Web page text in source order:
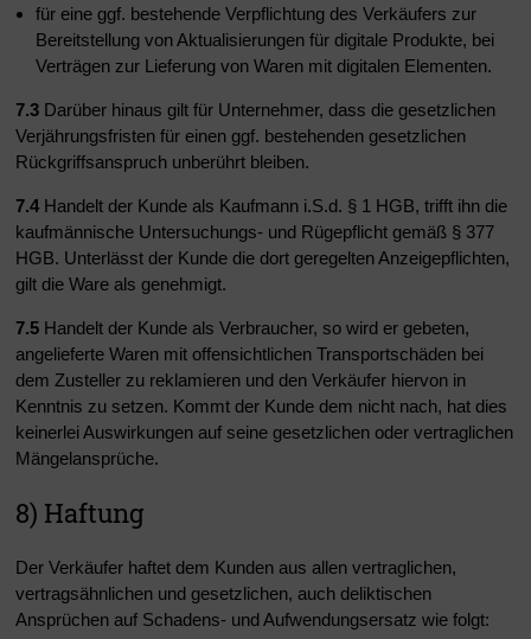
für eine ggf. bestehende Verpflichtung des Verkäufers zur
Bereitstellung von Aktualisierungen für digitale Produkte, bei
Verträgen zur Lieferung von Waren mit digitalen Elementen.
7.3 Darüber hinaus gilt für Unternehmer, dass die gesetzlichen
Verjährungsfristen für einen ggf. bestehenden gesetzlichen
Rückgriffsanspruch unberührt bleiben.
7.4 Handelt der Kunde als Kaufmann i.S.d. § 1 HGB, trifft ihn die
kaufmännische Untersuchungs- und Rügepflicht gemäß § 377
HGB. Unterlässt der Kunde die dort geregelten Anzeigepflichten,
gilt die Ware als genehmigt.
7.5 Handelt der Kunde als Verbraucher, so wird er gebeten,
angelieferte Waren mit offensichtlichen Transportschäden bei
dem Zusteller zu reklamieren und den Verkäufer hiervon in
Kenntnis zu setzen. Kommt der Kunde dem nicht nach, hat dies
keinerlei Auswirkungen auf seine gesetzlichen oder vertraglichen
Mängelansprüche.
8) Haftung
Der Verkäufer haftet dem Kunden aus allen vertraglichen,
vertragsähnlichen und gesetzlichen, auch deliktischen
Ansprüchen auf Schadens- und Aufwendungsersatz wie folgt: